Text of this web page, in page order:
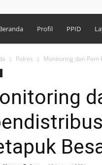
Profil PPID
Polres Monitoring dan Pam